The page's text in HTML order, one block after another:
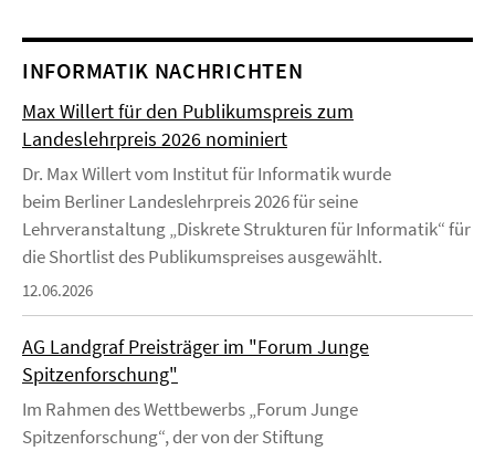
INFORMATIK NACHRICHTEN
Max Willert für den Publikumspreis zum
Landeslehrpreis 2026 nominiert
Dr. Max Willert vom Institut für Informatik wurde
beim Berliner Landeslehrpreis 2026 für seine
Lehrveranstaltung „Diskrete Strukturen für Informatik“ für
die Shortlist des Publikumspreises ausgewählt.
12.06.2026
AG Landgraf Preisträger im "Forum Junge
Spitzenforschung"
Im Rahmen des Wettbewerbs „Forum Junge
Spitzenforschung“, der von der Stiftung